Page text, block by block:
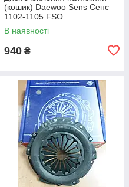
(кошик) Daewoo Sens Сенс
1102-1105 FSO
В наявності
940 ₴